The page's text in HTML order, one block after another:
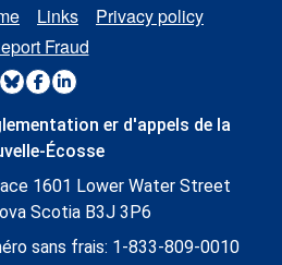
Links
Privacy policy
Fraud
REGULATORY SOCIAL MENU
er d'appels de la
Écosse
1601 Lower Water Street
Scotia B3J 3P6
sans frais: 1-833-809-0010